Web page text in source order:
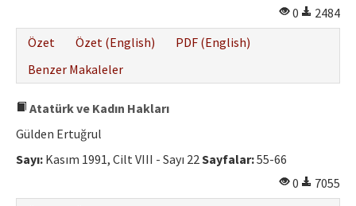
0
2484
Özet
Özet (English)
PDF (English)
Benzer Makaleler
Atatürk ve Kadın Hakları
Gülden Ertuğrul
Sayı: Kasım 1991, Cilt VIII - Sayı 22Sayfalar:55-66
0
7055